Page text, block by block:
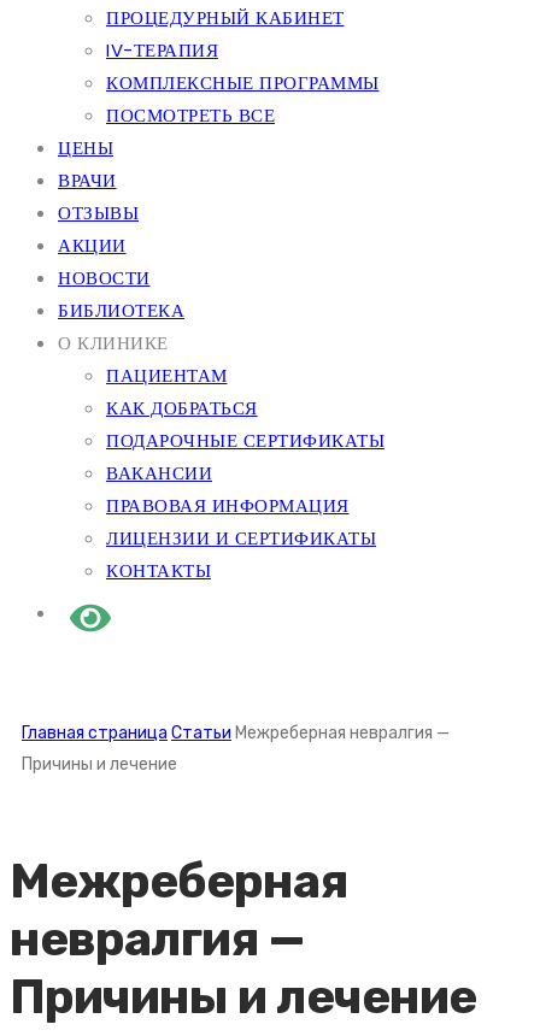
ПРОЦЕДУРНЫЙ КАБИНЕТ
IV-ТЕРАПИЯ
КОМПЛЕКСНЫЕ ПРОГРАММЫ
ПОСМОТРЕТЬ ВСЕ
ЦЕНЫ
ВРАЧИ
ОТЗЫВЫ
АКЦИИ
НОВОСТИ
БИБЛИОТЕКА
О КЛИНИКЕ
ПАЦИЕНТАМ
КАК ДОБРАТЬСЯ
ПОДАРОЧНЫЕ СЕРТИФИКАТЫ
ВАКАНСИИ
ПРАВОВАЯ ИНФОРМАЦИЯ
ЛИЦЕНЗИИ И СЕРТИФИКАТЫ
КОНТАКТЫ
Главная страница Статьи Межреберная невралгия —
Причины и лечение
Межреберная
невралгия —
Причины и лечение